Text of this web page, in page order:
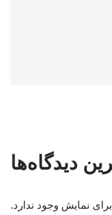
دیدگاه‌ها
نمایش وجود ندارد.